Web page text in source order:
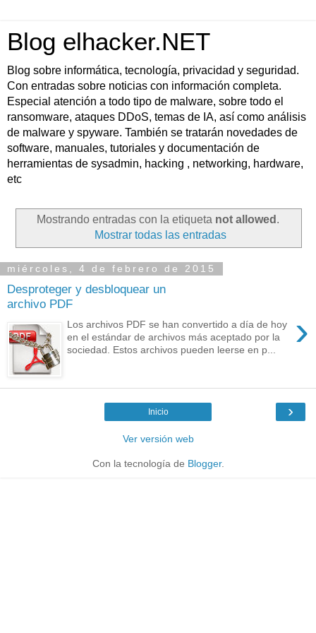
Blog elhacker.NET
Blog sobre informática, tecnología, privacidad y seguridad.
Con entradas sobre noticias con información completa.
Especial atención a todo tipo de malware, sobre todo el
ransomware, ataques DDoS, temas de IA, así como análisis
de malware y spyware. También se tratarán novedades de
software, manuales, tutoriales y documentación de
herramientas de sysadmin, hacking , networking, hardware,
etc
Mostrando entradas con la etiqueta not allowed .
Mostrar todas las entradas
miércoles, 4 de febrero de 2015
Desproteger y desbloquear un
archivo PDF
›
Los archivos PDF se han convertido a día de hoy
en el estándar de archivos más aceptado por la
sociedad. Estos archivos pueden leerse en p...
›
Inicio
Ver versión web
Con la tecnología de Blogger.